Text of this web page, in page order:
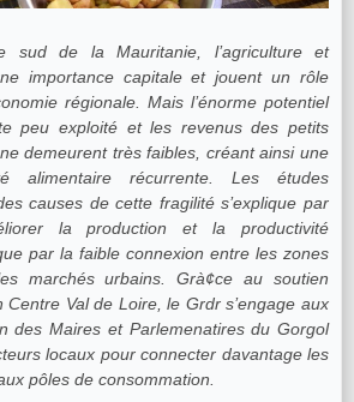
sud de la Mauritanie, l’agriculture et
importance capitale et jouent un rôle
régionale. Mais l’énorme potentiel
peu exploité et les revenus des petits
demeurent très faibles, créant ainsi une
alimentaire récurrente. Les études
causes de cette fragilité s’explique par
la production et la productivité
par la faible connexion entre les zones
marchés urbains. Grà¢ce au soutien
Val de Loire, le Grdr s’engage aux
locaux pour connecter davantage les
pôles de consommation.